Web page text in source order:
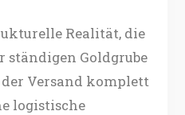
Realität, die
ständigen Goldgrube
Versand komplett
logistische